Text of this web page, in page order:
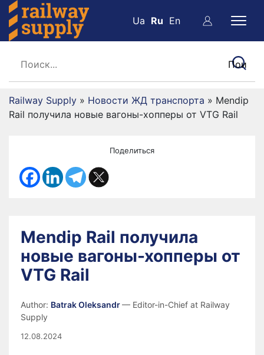
Ua Ru En
Railway Supply » Новости ЖД транспорта » Mendip
Rail получила новые вагоны-хопперы от VTG Rail
Поделиться
Mendip Rail получила
новые вагоны-хопперы от
VTG Rail
Author: Batrak Oleksandr— Editor-in-Chief at Railway
Supply
12.08.2024